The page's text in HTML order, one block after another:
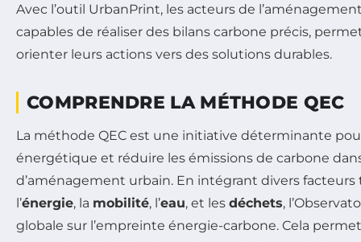
Avec l’outil UrbanPrint, les acteurs de
capables de réaliser des bilans carbone précis,
orienter leurs actions vers des solutions durables.
COMPRENDRE LA MÉTHODE QEC
La méthode QEC est une initiative déterminante
énergétique et réduire les émissions de carbone
d’aménagement urbain. En intégrant divers
l’énergie, la mobilité, l’eau, et les déchets,
globale sur l’empreinte énergie-carbone. Cela